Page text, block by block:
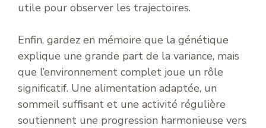
utile pour observer les trajectoires.
Enfin, gardez en mémoire que la génétique
explique une grande part de la variance, mais
que l’environnement complet joue un rôle
significatif. Une alimentation adaptée, un
sommeil suffisant et une activité régulière
soutiennent une progression harmonieuse vers